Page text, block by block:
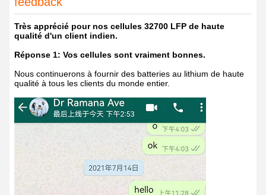
Très apprécié pour nos cellules 32700 LFP de haute
qualité d'un client indien.
Réponse 1: Vos cellules sont vraiment bonnes.
Nous continuerons à fournir des batteries au lithium de haute
qualité à tous les clients du monde entier.